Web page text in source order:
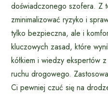
doświadczonego szofera. Z
zminimalizować ryzyko i
tylko bezpieczna, ale i
kluczowych zasad, które
kółkiem i wiedzy ekspertów
ruchu drogowego.
Ci pewniej czuć się na